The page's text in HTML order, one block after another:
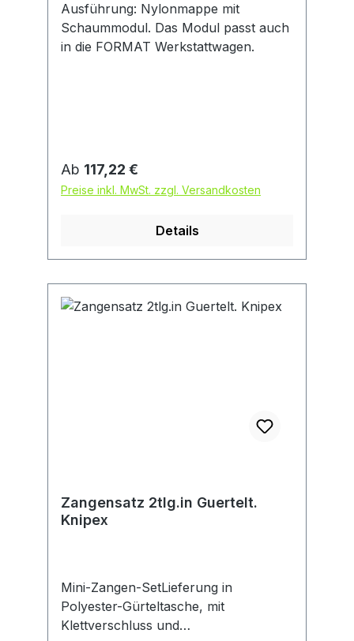
Ausführung: Nylonmappe mit
Schaummodul. Das Modul passt auch
in die FORMAT Werkstattwagen.
Regulärer Preis:
Ab 117,22 €
Preise inkl. MwSt. zzgl. Versandkosten
Details
Zangensatz 2tlg.in Guertelt.
Knipex
Mini-Zangen-SetLieferung in
Polyester-Gürteltasche, mit
Klettverschluss und